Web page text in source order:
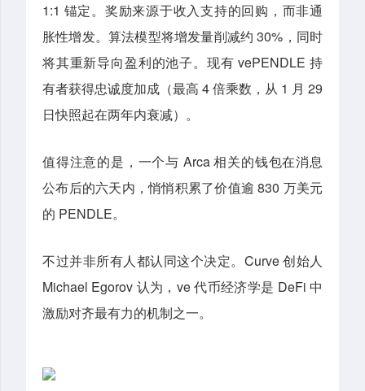
1:1 锚定。奖励来源于收入支持的回购，而非通
胀性增发。算法模型将增发量削减约 30%，同时
将其重新导向盈利的池子。现有 vePENDLE 持
有者获得忠诚度加成（最高 4 倍乘数，从 1 月 29
日快照起在两年内衰减）。
值得注意的是，一个与 Arca 相关的钱包在消息
公布后的六天内，悄悄积累了价值逾 830 万美元
的 PENDLE。
不过并非所有人都认同这个决定。Curve 创始人
Michael Egorov 认为，ve 代币经济学是 DeFi 中
激励对齐最有力的机制之一。